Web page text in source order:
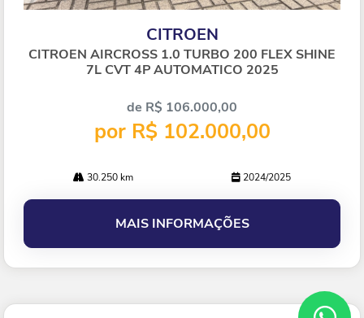
Co
lhe
CITROEN
CITROEN AIRCROSS 1.0 TURBO 200 FLEX SHINE
7L CVT 4P AUTOMATICO 2025
de R$ 106.000,00
por R$ 102.000,00
30.250 km 2024/2025
MAIS INFORMAÇÕES